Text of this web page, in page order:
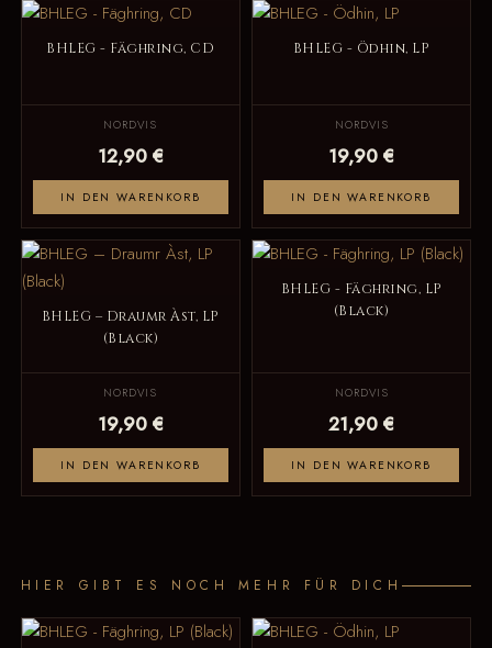
BHLEG - Fäghring, CD
NORDVIS
12,90 €
IN DEN WARENKORB
BHLEG - Ödhin, LP
NORDVIS
19,90 €
IN DEN WARENKORB
BHLEG – Draumr Àst, LP
(Black)
NORDVIS
19,90 €
IN DEN WARENKORB
BHLEG - Fäghring, LP
(Black)
NORDVIS
21,90 €
IN DEN WARENKORB
HIER GIBT ES NOCH MEHR FÜR DICH